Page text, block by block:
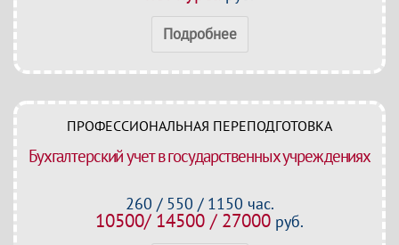
Подробнее
ПРОФЕССИОНАЛЬНАЯ ПЕРЕПОДГОТОВКА
Бухгалтерский учет в государственных учреждениях
260 / 550 / 1150 час.
10500/ 14500 / 27000 руб.